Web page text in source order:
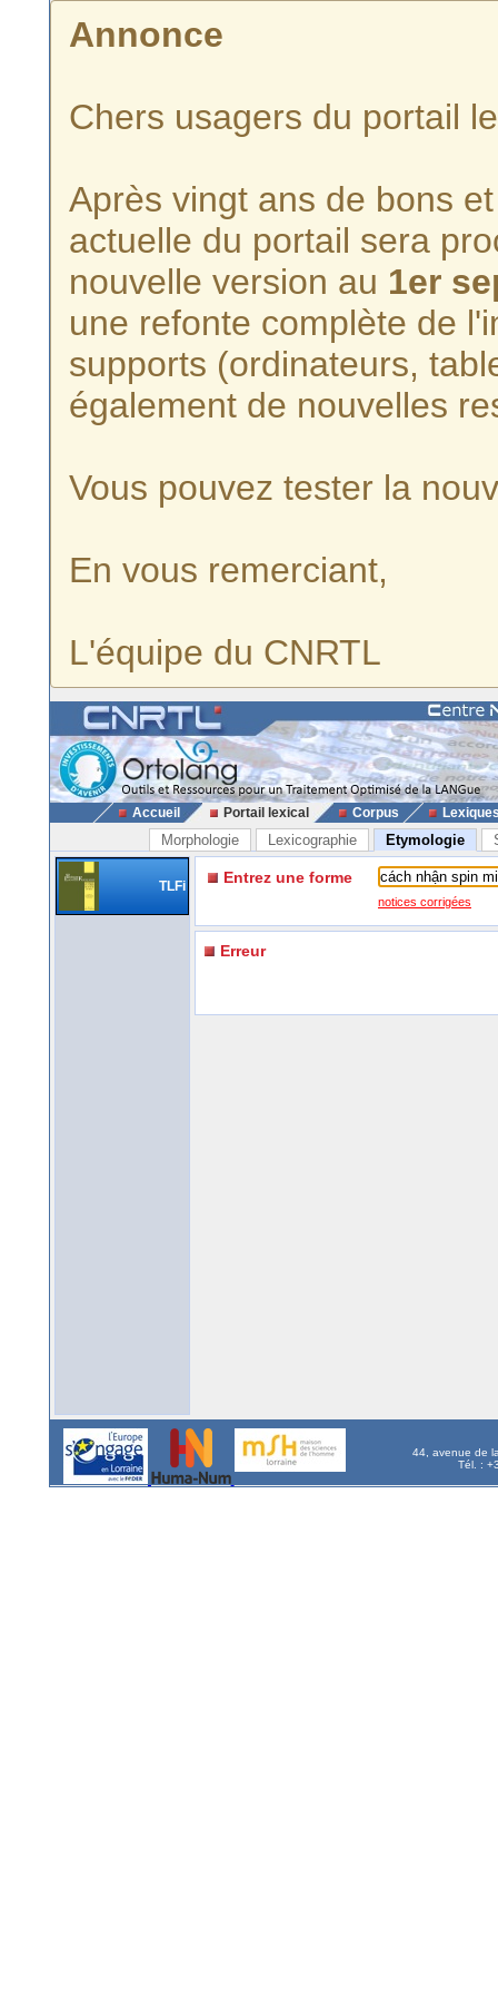
Annonce
Chers usagers du portail
Après vingt ans de bons
actuelle du portail sera
nouvelle version au 1er
une refonte complète de
supports (ordinateurs,
également de nouvelles
Vous pouvez tester la
En vous remerciant,
L'équipe du CNRTL
Accueil Portail lexical Corpus
Morphologie Lexicographie Etymologie
TLFi Entrez une forme
notices corrigées
Erreur
44, avenue de
Tél. :